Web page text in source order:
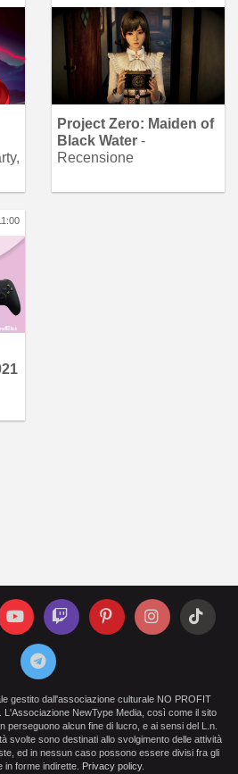
Project Zero: Maiden of
Black Water -
Recensione
gestito dall'associazione culturale NO PROFIT
. L'Associazione NewType Media, così come il sito
perseguono alcun fine di lucro, e ai sensi del L.n.
svolte sono destinati allo svolgimento delle attività
ed in nessun caso possono essere divisi fra gli
in forme indirette. Privacy policy.